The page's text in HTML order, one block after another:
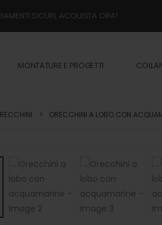
SICURI, ACQUISTA ORA!
MONTATURE E PROGETTI
ORECCHINI A LOBO CON